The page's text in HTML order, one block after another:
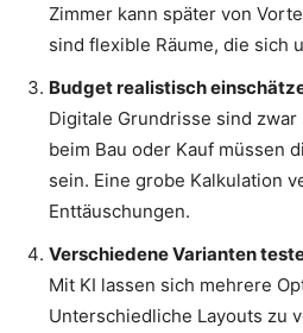
Zimmer kann später von
sind flexible Räume, die sich
Budget realistisch
Digitale Grundrisse sind
beim Bau oder Kauf müssen
sein. Eine grobe Kalkulation
Enttäuschungen.
Verschiedene Varianten
Mit KI lassen sich mehrere
Unterschiedliche Layouts zu